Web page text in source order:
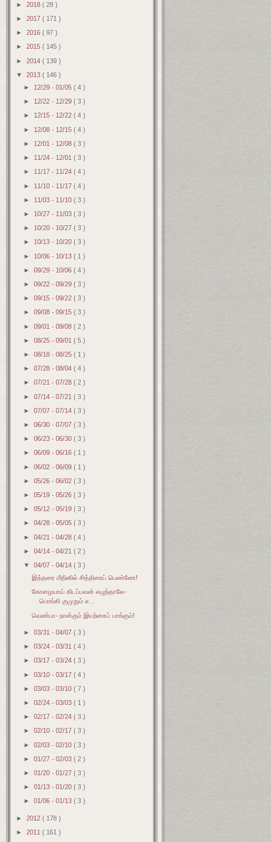
► 2018 ( 28 )
► 2017 ( 171 )
► 2016 ( 97 )
► 2015 ( 145 )
► 2014 ( 139 )
▼ 2013 ( 146 )
► 12/29 - 01/05 ( 4 )
► 12/22 - 12/29 ( 3 )
► 12/15 - 12/22 ( 4 )
► 12/08 - 12/15 ( 4 )
► 12/01 - 12/08 ( 3 )
► 11/24 - 12/01 ( 3 )
► 11/17 - 11/24 ( 4 )
► 11/10 - 11/17 ( 4 )
► 11/03 - 11/10 ( 3 )
► 10/27 - 11/03 ( 3 )
► 10/20 - 10/27 ( 3 )
► 10/13 - 10/20 ( 3 )
► 10/06 - 10/13 ( 1 )
►09/29 - 10/06 ( 4 )
►09/22 - 09/29 ( 3 )
►09/15 - 09/22 ( 3 )
►09/08 - 09/15 ( 3 )
►09/01 - 09/08 ( 2 )
►08/25 - 09/01 ( 5 )
►08/18 - 08/25 ( 1 )
►07/28 - 08/04 ( 4 )
►07/21 - 07/28 ( 2 )
►07/14 - 07/21 ( 3 )
►07/07 - 07/14 ( 3 )
►06/30 - 07/07 ( 3 )
►06/23 - 06/30 ( 3 )
►06/09 - 06/16 ( 1 )
►06/02 - 06/09 ( 1 )
►05/26 - 06/02 ( 3 )
►05/19 - 05/26 ( 3 )
►05/12 - 05/19 ( 3 )
►04/28 - 05/05 ( 3 )
►04/21 - 04/28 ( 4 )
►04/14 - 04/21 ( 2 )
▼04/07 - 04/14 ( 3 )
இத்தரை மீதினில் சித்திரைப் பெண்ணே!
கோழையாய் கிடப்பவன் எழுந்தாலே-
பொங்கி குமுறும் எ...
வெண்பா- நான்கும் இயற்கைப் பாங்கும்!
►03/31 - 04/07 ( 3 )
►03/24 - 03/31 ( 4 )
►03/17 - 03/24 ( 3 )
►03/10 - 03/17 ( 4 )
►03/03 - 03/10 ( 7 )
►02/24 - 03/03 ( 1 )
►02/17 - 02/24 ( 3 )
►02/10 - 02/17 ( 3 )
►02/03 - 02/10 ( 3 )
►01/27 - 02/03 ( 2 )
►01/20 - 01/27 ( 3 )
►01/13 - 01/20 ( 3 )
►01/06 - 01/13 ( 3 )
► 2012 ( 178 )
► 2011 ( 161 )